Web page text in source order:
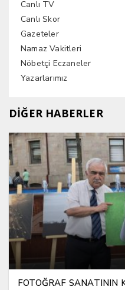
Canlı TV
Canlı Skor
Gazeteler
Namaz Vakitleri
Nöbetçi Eczaneler
Yazarlarımız
DİĞER HABERLER
FOTOĞRAF SANATININ